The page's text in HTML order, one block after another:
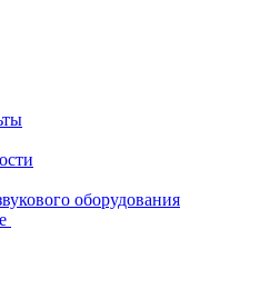
оборудования